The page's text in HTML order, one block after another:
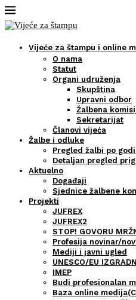
Vijeće za štampu i online
O nama
Statut
Organi udruženja
Skupština
Upravni odbor
Žalbena
Sekretarijat
Članovi vijeća
Žalbe i odluke
Pregled žalbi po
Detaljan pregled
Aktuelno
Događaji
Sjednice žalbene
Projekti
JUFREX
JUFREX2
STOP! GOVORU
Profesija novinar/
Mediji i javni ugled
UNESCO/EU
IMEP
Budi profesionalan
Baza online